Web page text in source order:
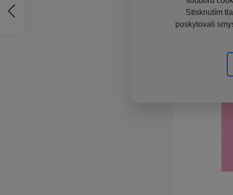
Stisknutím
poskytovali